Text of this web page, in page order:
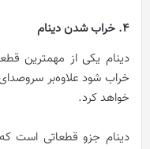
4. خراب شدن دینام
دینام یکی از مهمترین
خراب شود علاوه‌بر
خواهد کرد.
دینام جزو قطعاتی است